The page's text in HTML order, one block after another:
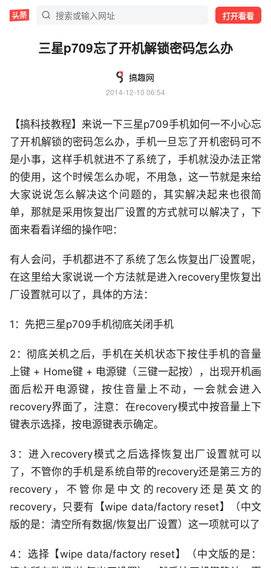
打开看看
三星p709忘了开机解锁密码怎么办
搞趣网
2014-12-10 06:54
【搞科技教程】来说一下三星p709手机如何一不小心忘
了开机解锁的密码怎么办，手机一旦忘了开机密码可不
是小事，这样手机就进不了系统了，手机就没办法正常
的使用，这个时候怎么办呢，不用急，这一节就是来给
大家说说怎么解决这个问题的，其实解决起来也很简
单，那就是采用恢复出厂设置的方式就可以解决了，下
面来看看详细的操作吧：
有人会问，手机都进不了系统了怎么恢复出厂设置呢，
在这里给大家说说一个方法就是进入recovery里恢复出
厂设置就可以了，具体的方法：
1：先把三星p709手机彻底关闭手机
2：彻底关机之后，手机在关机状态下按住手机的音量
上键 + Home键 + 电源键（三键一起按），出现开机画
面后松开电源键，按住音量上不动，一会就会进入
recovery界面了，注意：在recovery模式中按音量上下
键表示选择，按电源键表示确定。
3：进入recovery模式之后选择恢复出厂设置就可以
了，不管你的手机是系统自带的recovery还是第三方的
recovery，不管你是中文的recovery还是英文的
recovery，只要有【wipe data/factory reset】（中文
版的是：清空所有数据/恢复出厂设置）这一项就可以了
4：选择【wipe data/factory reset】（中文版的是：